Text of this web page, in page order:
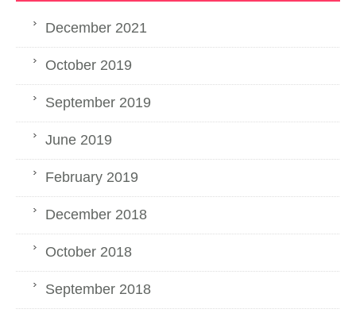
December 2021
October 2019
September 2019
June 2019
February 2019
December 2018
October 2018
September 2018